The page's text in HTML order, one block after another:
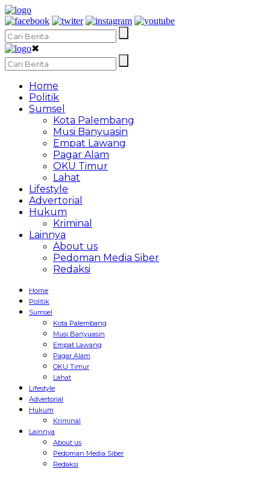
✖
Home
Politik
Sumsel
Kota Palembang
Musi Banyuasin
Empat Lawang
Pagar Alam
OKU Timur
Lahat
Lifestyle
Advertorial
Hukum
Kriminal
Lainnya
About us
Pedoman Media Siber
Redaksi
Home
Politik
Sumsel
Kota Palembang
Musi Banyuasin
Empat Lawang
Pagar Alam
OKU Timur
Lahat
Lifestyle
Advertorial
Hukum
Kriminal
Lainnya
About us
Pedoman Media Siber
Redaksi